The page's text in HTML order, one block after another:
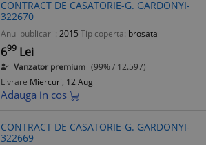
CONTRACT DE CASATORIE-G. GARDONYI-
322670
Anul publicarii: 2015 Tip coperta: brosata
699 Lei
Vanzator premium (99% / 12.597)
Livrare Miercuri, 12 Aug
Adauga in cos
CONTRACT DE CASATORIE-G. GARDONYI-
322669